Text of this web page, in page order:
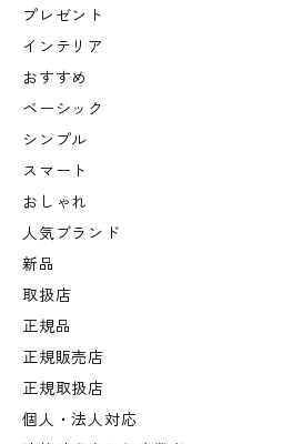
プレゼント
インテリア
おすすめ
ベーシック
シンプル
スマート
おしゃれ
人気ブランド
新品
取扱店
正規品
正規販売店
正規取扱店
個人・法人対応